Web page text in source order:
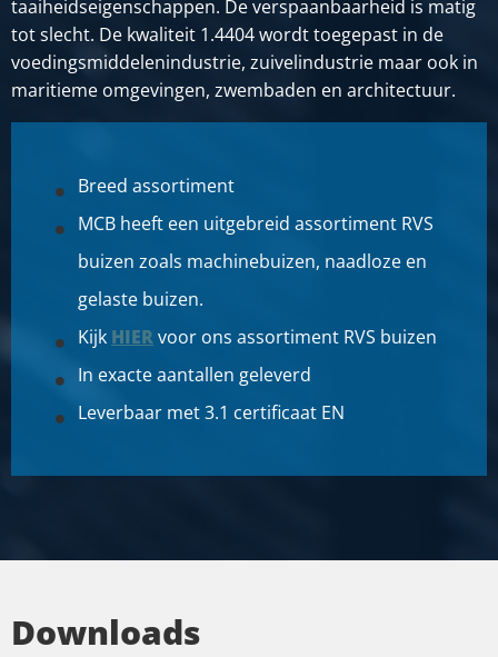
taaiheidseigenschappen. De verspaanbaarheid is matig
tot slecht. De kwaliteit 1.4404 wordt toegepast in de
voedingsmiddelenindustrie, zuivelindustrie maar ook in
maritieme omgevingen, zwembaden en architectuur.
Breed assortiment
MCB heeft een uitgebreid assortiment RVS
buizen zoals machinebuizen, naadloze en
gelaste buizen.
Kijk HIERvoor ons assortiment RVS buizen
In exacte aantallen geleverd
Leverbaar met 3.1 certificaat EN
Downloads